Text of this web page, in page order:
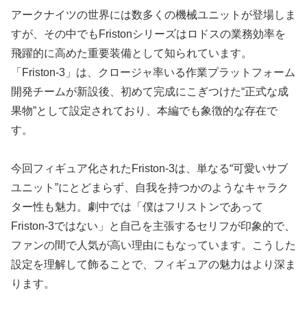
アークナイツの世界には数多くの機械ユニットが登場しま
すが、その中でもFristonシリーズはロドスの業務効率を
飛躍的に高めた重要装備として知られています。
「Friston-3」は、クロージャ率いる作業プラットフォーム
開発チームが新設後、初めて完成にこぎつけた“正式な成
果物”として設定されており、本編でも象徴的な存在で
す。
今回フィギュア化されたFriston-3は、単なる“可愛いサブ
ユニット”にとどまらず、自我を持つかのようなキャラク
ター性も魅力。劇中では「僕はフリストンであって
Friston-3ではない」と自己を主張するセリフが印象的で、
ファンの間で人気が高い理由にもなっています。こうした
設定を理解して飾ることで、フィギュアの魅力はより深ま
ります。